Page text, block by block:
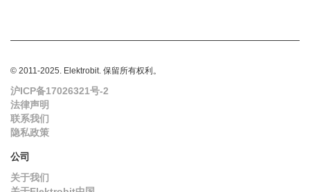
© 2011-2025. Elektrobit. 保留所有权利。
沪ICP备17026321号-2
法律声明
联系我们
隐私政策
公司
关于我们